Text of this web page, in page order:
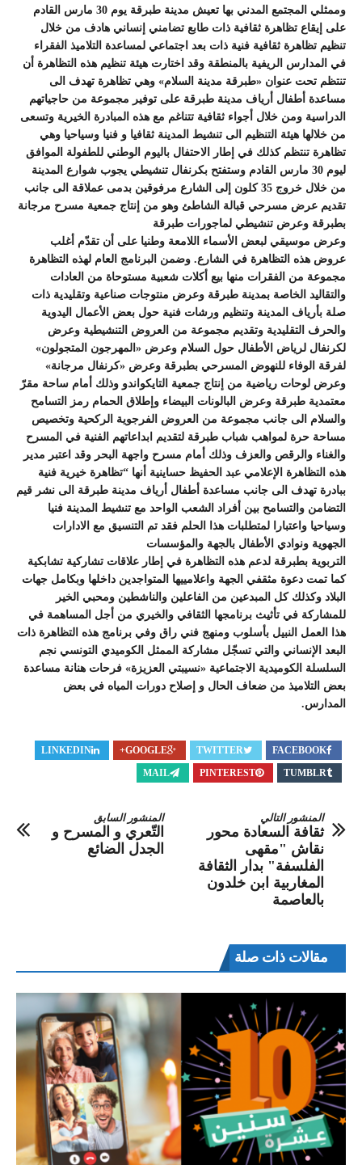
وممثلي المجتمع المدني بها تعيش مدينة طبرقة يوم 30 مارس القادم
على إيقاع تظاهرة ثقافية ذات طابع تضامني إنساني هادف من خلال
تنظيم تظاهرة ثقافية فنية ذات بعد اجتماعي لمساعدة التلاميذ الفقراء
في المدارس الريفية بالمنطقة وقد اختارت هيئة تنظيم هذه التظاهرة أن
تنتظم تحت عنوان «طبرقة مدينة السلام» وهي تظاهرة تهدف الى
مساعدة أطفال أرياف مدينة طبرقة على توفير مجموعة من حاجياتهم
الدراسية ومن خلال أجواء ثقافية تتناغم مع هذه المبادرة الخيرية وتسعى
من خلالها هيئة التنظيم الى تنشيط المدينة ثقافيا و فنيا وسياحيا وهي
تظاهرة تنتظم كذلك في إطار الاحتفال باليوم الوطني للطفولة الموافق
ليوم 30 مارس القادم وستفتح بكرنفال تنشيطي يجوب شوارع المدينة
من خلال خروج 35 كلون إلى الشارع مرفوقين بدمى عملاقة الى جانب
تقديم عرض مسرحي قبالة الشاطئ وهو من إنتاج جمعية مسرح مرجانة
بطبرقة وعرض تنشيطي لماجورات طبرقة
وعرض موسيقي لبعض الأسماء اللامعة وطنيا على أن تقدّم أغلب
عروض هذه التظاهرة في الشارع. وضمن البرنامج العام لهذه التظاهرة
مجموعة من الفقرات منها بيع أكلات شعبية مستوحاة من العادات
والتقاليد الخاصة بمدينة طبرقة وعرض منتوجات صناعية وتقليدية ذات
صلة بأرياف المدينة وتنظيم ورشات فنية حول بعض الأعمال اليدوية
والحرف التقليدية وتقديم مجموعة من العروض التنشيطية وعرض
لكرنفال لرياض الأطفال حول السلام وعرض «المهرجون المتجولون»
لفرقة الوفاء للنهوض المسرحي بطبرقة وعرض «كرنفال مرجانة»
وعرض لوحات رياضية من إنتاج جمعية التايكواندو وذلك أمام ساحة مقرّ
معتمدية طبرقة وعرض البالونات البيضاء وإطلاق الحمام رمز التسامح
والسلام الى جانب مجموعة من العروض الفرجوية الركحية وتخصيص
مساحة حرة لمواهب شباب طبرقة لتقديم ابداعاتهم الفنية في المسرح
والغناء والرقص والعزف وذلك أمام مسرح واجهة البحر وقد اعتبر مدير
هذه التظاهرة الإعلامي عبد الحفيظ حساينية أنها “تظاهرة خيرية فنية
ببادرة تهدف الى جانب مساعدة أطفال أرياف مدينة طبرقة الى نشر قيم
التضامن والتسامح بين أفراد الشعب الواحد مع تنشيط المدينة فنيا
وسياحيا واعتبارا لمتطلبات هذا الحلم فقد تم التنسيق مع الادارات
الجهوية ونوادي الأطفال بالجهة والمؤسسات
التربوية بطبرقة لدعم هذه التظاهرة في إطار علاقات تشاركية تشابكية
كما تمت دعوة مثقفي الجهة واعلامييها المتواجدين داخلها وبكامل جهات
البلاد وكذلك كل المبدعين من الفاعلين والناشطين ومحبي الخير
للمشاركة في تأثيث برنامجها الثقافي والخيري من أجل المساهمة في
هذا العمل النبيل بأسلوب ومنهج فني راق وفي برنامج هذه التظاهرة ذات
البعد الإنساني والتي تسجّل مشاركة الممثل الكوميدي التونسي نجم
السلسلة الكوميدية الاجتماعية «نسيبتي العزيزة» فرحات هنانة مساعدة
بعض التلاميذ من ضعاف الحال و إصلاح دورات المياه في بعض
المدارس.
FACEBOOK
TWITTER
GOOGLE+
LINKEDIN
TUMBLR
PINTEREST
MAIL
المنشور السابق
التّعري و المسرح و
الجدل الضائع
المنشور التالي
ثقافة السعادة محور
نقاش "مقهى
الفلسفة" بدار الثقافة
المغاربية ابن خلدون
بالعاصمة
مقالات ذات صلة